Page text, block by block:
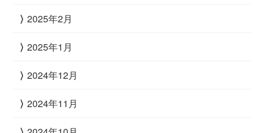
2025年2月
2025年1月
2024年12月
2024年11月